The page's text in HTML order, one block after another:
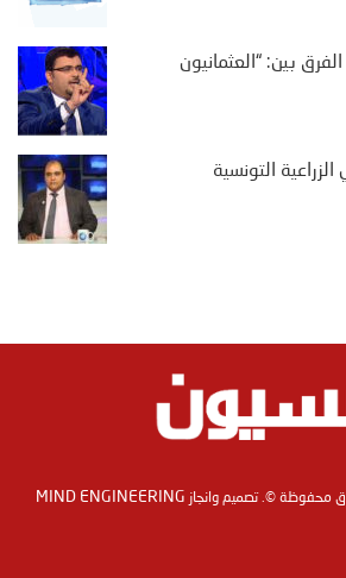
بين: “العثمانيون
التونسية
محفوظة ©. تصميم وانجاز MIND ENGINEERING